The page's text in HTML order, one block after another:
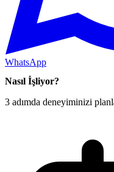
WhatsApp
Nasıl İşliyor?
3 adımda deneyiminizi